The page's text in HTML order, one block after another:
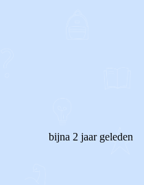
bijna 2 jaar geleden